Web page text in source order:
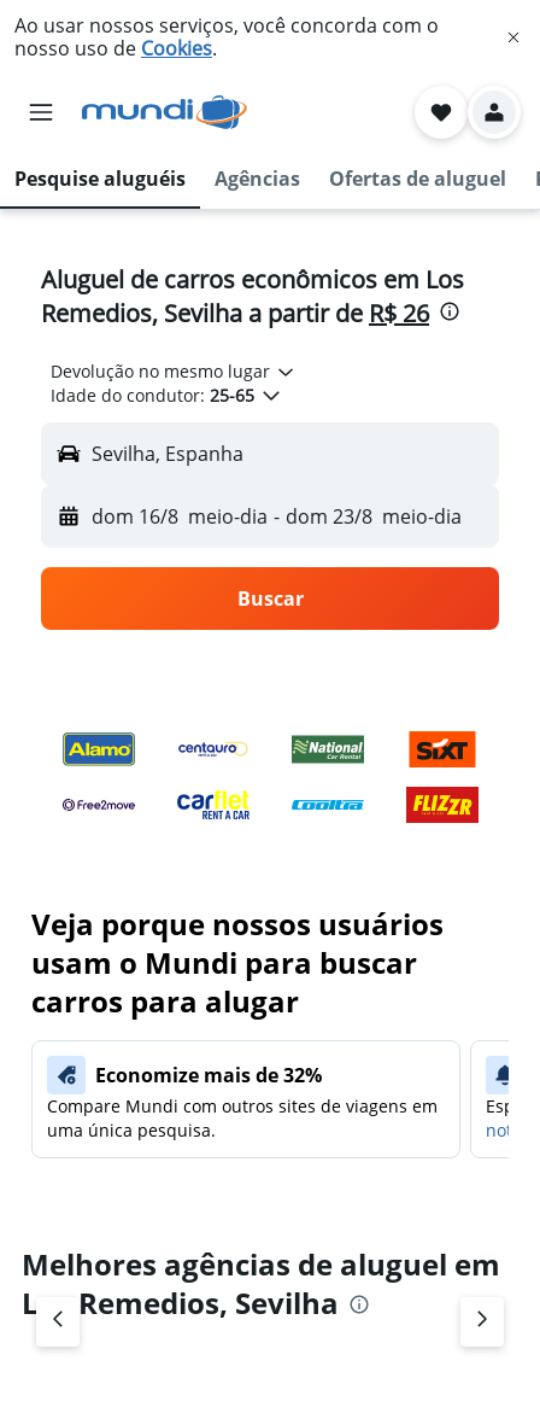
Ao usar nossos serviços, você concorda com o
nosso uso de Cookies.
Pesquise aluguéis Agências Ofertas de aluguel
Aluguel de carros econômicos em Los
Remedios, Sevilha a partir de R$ 26
Devolução no mesmo lugar
Idade do condutor: 25-65
Sevilha, Espanha
dom 16/8 meio-dia - dom 23/8 meio-dia
Buscar
Veja porque nossos usuários
usam o Mundi para buscar
carros para alugar
Economize mais de 32%
Compare Mundi com outros sites de viagens em
uma única pesquisa.
Melhores agências de aluguel em
Los Remedios, Sevilha